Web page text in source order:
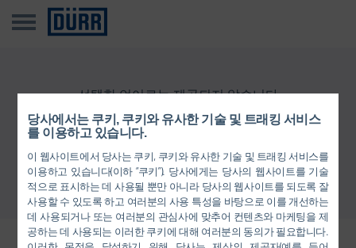
당사에서는 쿠키, 쿠키와 유사한 기술 및 트래킹 서비스
를 이용하고 있습니다.
이 웹사이트에서 당사는 쿠키, 쿠키와 유사한 기술 및 트래킹 서비스를
이용하고 있습니다(이하 “쿠키”). 당사에게는 당사의 웹사이트를 기술
적으로 표시하는 데 사용될 뿐만 아니라 당사의 웹사이트를 되도록 잘
사용할 수 있도록 하고 여러분의 사용 특성을 바탕으로 이를 개선하는
데 사용되거나 또는 여러분의 관심사에 맞추어 컨텐츠와 마케팅을 제
공하는 데 사용되는 이러한 쿠키에 대해 여러분의 동의가 필요합니다.
선택한 언어로는 제공되지 않습니다
개요로 돌아가기